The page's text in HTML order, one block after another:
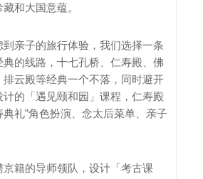
和大国意蕴。
到亲子的旅行体验，我们选择一条
的线路，十七孔桥、仁寿殿、佛
云殿等经典一个不落，同时避开
计的「遇见颐和园」课程，仁寿殿
典礼”角色扮演、念太后菜单、亲⼦
京籍的导师领队，设计「考古课